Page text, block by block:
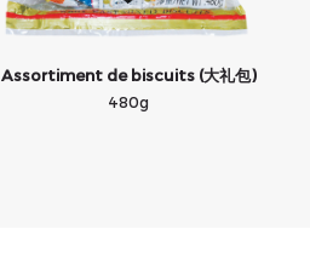
Assortiment de biscuits (大礼包)
480g